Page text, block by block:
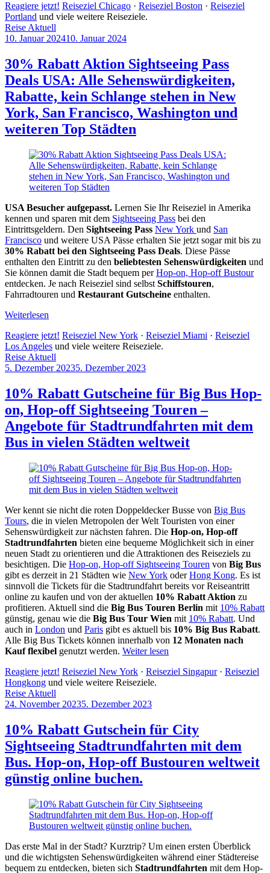
Reagiere jetzt! Reiseziel Chicago · Reiseziel Boston · Reiseziel
Portland und viele weitere Reiseziele.
Reise Aktuell
10. Januar 202410. Januar 2024
Allan
30% Rabatt Aktion Sightseeing Pass
Deals USA: Alle Sehenswürdigkeiten,
Rabatte, kein Schlange stehen in New
York, San Francisco, Washington und
weiteren Top Städten
USA Besucher aufgepasst. Lernen Sie Ihr Reiseziel in Amerika
kennen und sparen mit dem Sightseeing Pass bei den
Eintrittsgeldern. Den Sightseeing Pass New York und San
Francisco und weitere USA Pässe erhalten Sie jetzt sogar mit bis zu
30% Rabatt bei den Sightseeing Pass Deals. Diese Pässe
enthalten den Eintritt zu den beliebtesten Sehenswürdigkeiten und
Sie können damit die Stadt bequem perHop-on, Hop-off Bustour
entdecken. Je nach Reiseziel sind selbst Schiffstouren,
Fahrradtouren und Restaurant Gutscheine enthalten.
Weiterlesen
Reagiere jetzt! Reiseziel New York · Reiseziel Miami · Reiseziel
Los Angeles und viele weitere Reiseziele.
Reise Aktuell
5. Dezember 20235. Dezember 2023
Allan
10% Rabatt Gutscheine für Big Bus Hop-
on, Hop-off Sightseeing Touren –
Angebote für Stadtrundfahrten mit dem
Bus in vielen Städten weltweit
Wer kennt sie nicht die roten Doppeldecker Busse von Big Bus
Tours, die in vielen Metropolen der Welt Touristen von einer
Sehenswürdigkeit zur nächsten fahren. Die Hop-on, Hop-off
Stadtrundfahrten bieten eine bequeme Möglichkeit sich in einer
neuen Stadt zu orientieren und die Attraktionen des Reiseziels zu
besichtigen. Die Hop-on, Hop-off Sightseeing Touren von Big Bus
gibt es derzeit in 21 Städten wie New York oderHong Kong. Es ist
sinnvoll die Tickets für die Stadtrundfahrt bereits vor Reiseantritt
online zu kaufen und von der aktuellen 10% Rabatt Aktion zu
profitieren. Aktuell sind die Big Bus Touren Berlin mit 10% Rabatt
günstig, genau wie die Big Bus Tour Wien mit 10% Rabatt. Und
auch in London und Paris gibt es aktuell bis 10% Big Bus Rabatt.
Alle Big Bus Tickets können innerhalb von 12 Monaten nach
Kauf flexibel genutzt werden. Weiter lesen
Reagiere jetzt! Reiseziel New York · Reiseziel Singapur· Reiseziel
Hongkong und viele weitere Reiseziele.
Reise Aktuell
24. November 20235. Dezember 2023
Allan
10% Rabatt Gutschein für City
Sightseeing Stadtrundfahrten mit dem
Bus. Hop-on, Hop-off Bustouren weltweit
günstig online buchen.
Das erste Mal in der Stadt? Kurztrip? Um einen ersten Überblick
und die wichtigsten Sehenswürdigkeiten während einer Städtereise
bequem zu entdecken, bieten sich Stadtrundfahrten mit dem Hop-